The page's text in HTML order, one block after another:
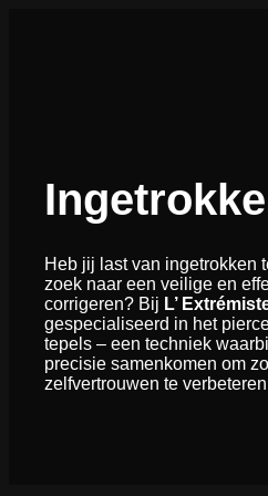
Heb jij last van ingetrokken
zoek naar een veilige en
corrigeren? Bij L’
gespecialiseerd in het
tepels – een techniek
precisie samenkomen om
zelfvertrouwen te